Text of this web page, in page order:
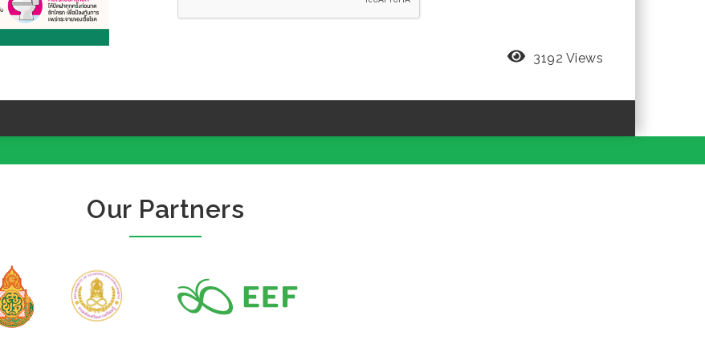
3192 Views
Our Partners